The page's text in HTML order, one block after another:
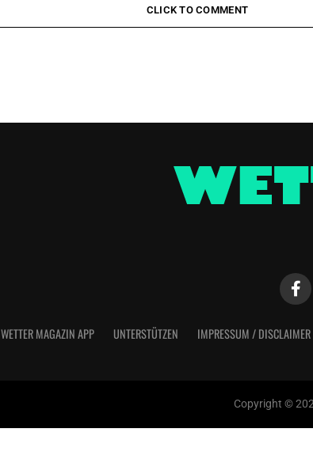
CLICK TO COMMENT
WETTER MAGAZIN APP UNTERSTÜTZEN IMPRESSUM / DISCLAIMER
Copyright ©